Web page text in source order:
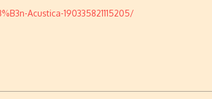
Acustica-190335821115205/